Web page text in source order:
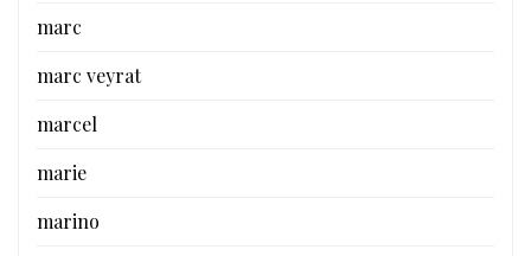
marc
marc veyrat
marcel
marie
marino